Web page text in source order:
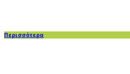
Περισσότερα